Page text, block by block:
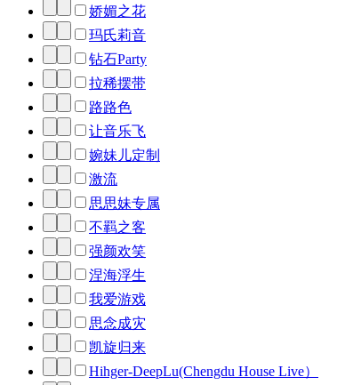
娇媚之花
玛氏莉音
钻石Party
拉稀摆带
路路色
让音乐飞
婉妹儿定制
激流
思思妹专属
不羁之客
强颜欢笑
涅海浮生
我爱游戏
思念成灾
凯旋归来
Hihger-DeepLu(Chengdu House Live）